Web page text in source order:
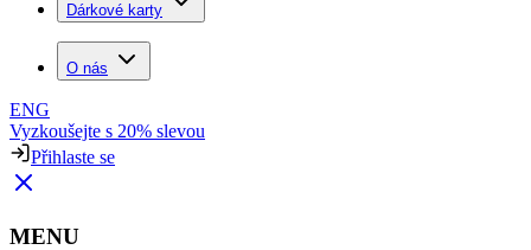
Dárkové karty
O nás
ENG
Vyzkoušejte s 20% slevou
Přihlaste se
MENU